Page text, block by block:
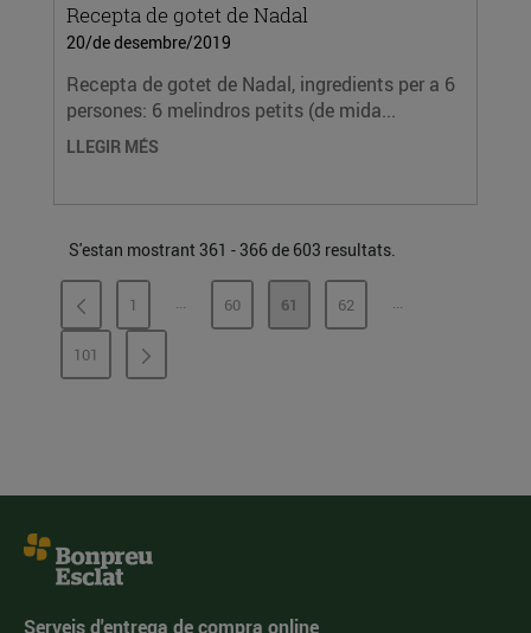
Recepta de gotet de Nadal
20/de desembre/2019
Recepta de gotet de Nadal, ingredients per a 6
persones: 6 melindros petits (de mida...
LLEGIR MÉS
S'estan mostrant 361 - 366 de 603 resultats.
PÀGINA
1 ...PÀGINES INTERMÈDIES
PÀGINA
60 PÀGINA
61 PÀGINA
62 ...PÀGINES
PÀGINA
101
Serveis d'entrega de compra online